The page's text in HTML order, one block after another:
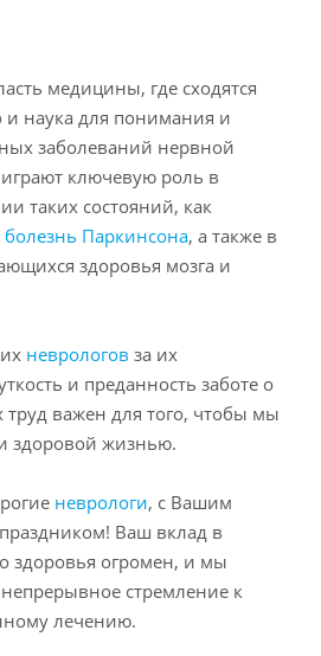
медицины, где сходятся
и наука для понимания и
заболеваний нервной
играют ключевую роль в
таких состояний, как
болезнь Паркинсона, а также в
здоровья мозга и
неврологов за их
и преданность заботе о
важен для того, чтобы мы
здоровой жизнью.
неврологи, с Вашим
Ваш вклад в
здоровья огромен, и мы
стремление к
лечению.